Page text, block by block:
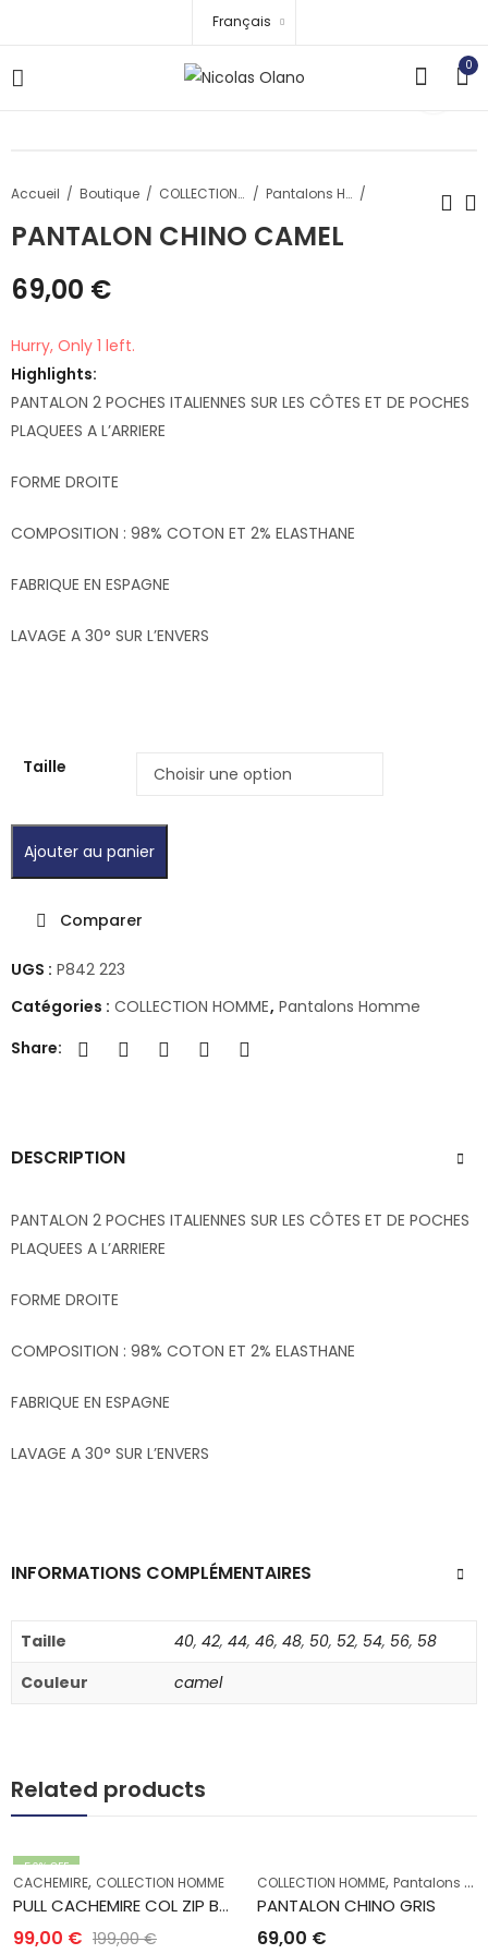
Français
0
Accueil Boutique COLLECTION HOMME Pantalons Homme
PANTALON CHINO CAMEL
69,00 €
Hurry, Only 1 left.
Highlights:
PANTALON 2 POCHES ITALIENNES SUR LES CÔTES ET DE POCHES
PLAQUEES A L’ARRIERE
FORME DROITE
COMPOSITION : 98% COTON ET 2% ELASTHANE
FABRIQUE EN ESPAGNE
LAVAGE A 30° SUR L’ENVERS
Taille
Ajouter au panier
Comparer
UGS : P842 223
Catégories : COLLECTION HOMME, Pantalons Homme
Share:
DESCRIPTION
PANTALON 2 POCHES ITALIENNES SUR LES CÔTES ET DE POCHES
PLAQUEES A L’ARRIERE
FORME DROITE
COMPOSITION : 98% COTON ET 2% ELASTHANE
FABRIQUE EN ESPAGNE
LAVAGE A 30° SUR L’ENVERS
INFORMATIONS COMPLÉMENTAIRES
Taille 40, 42, 44, 46, 48, 50, 52, 54, 56, 58
Couleur
camel
Related products
50% OFF
CACHEMIRE, COLLECTION HOMME
PULL CACHEMIRE COL ZIP BLEU CLAIR
99,00 € 199,00€
COLLECTION HOMME, Pantalons Homme
PANTALON CHINO GRIS
69,00 €